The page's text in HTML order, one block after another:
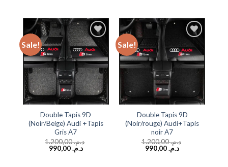
Sale!
Add to
wishlist
Double Tapis 9D
(Noir/Beige) Audi +Tapis
Gris A7
د.م.1.200,00
د.م.990,00
Sale!
Add to
wishlist
Double Tapis 9D
(Noir/rouge) Audi+Tapis
noir A7
د.م.1.200,00
د.م.990,00